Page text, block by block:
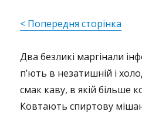
< Попередня сторінка
Два безликі маргінали
п’ють в незатишній і
смак каву, в якій більше
Ковтають спиртову